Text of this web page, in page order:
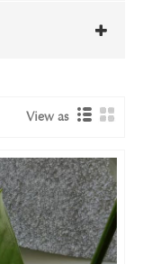
View as